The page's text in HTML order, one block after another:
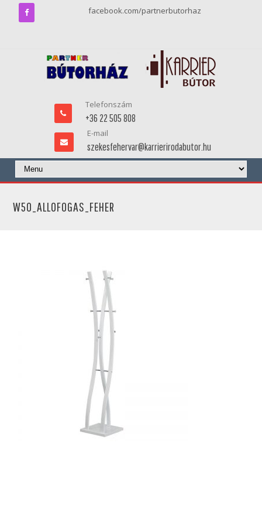
facebook.com/partnerbutorhaz
Telefonszám
+36 22 505 808
E-mail
szekesfehervar@karrierirodabutor.hu
W50_ALLOFOGAS_FEHER